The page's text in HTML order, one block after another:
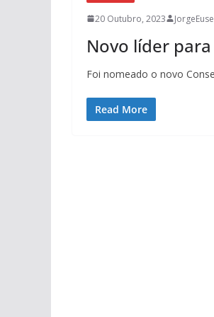
20 Outubro, 2023
Novo líder
Foi nomeado o novo
Read More